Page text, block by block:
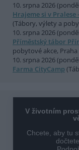
10. srpna 2026
Hrajeme si v
(Tábory, výlety a
10. srpna 2026
Příměstský tábor
pobytové akce, Praha
10. srpna 2026
Farma CityCamp